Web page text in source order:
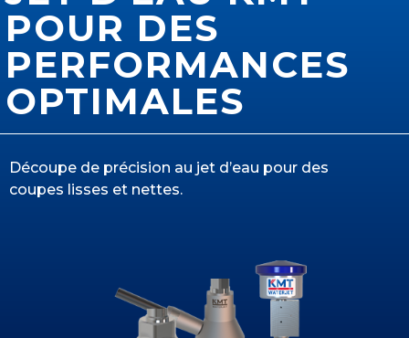
POUR DES
PERFORMANCES
OPTIMALES
Découpe de précision au jet d’eau pour des
coupes lisses et nettes.